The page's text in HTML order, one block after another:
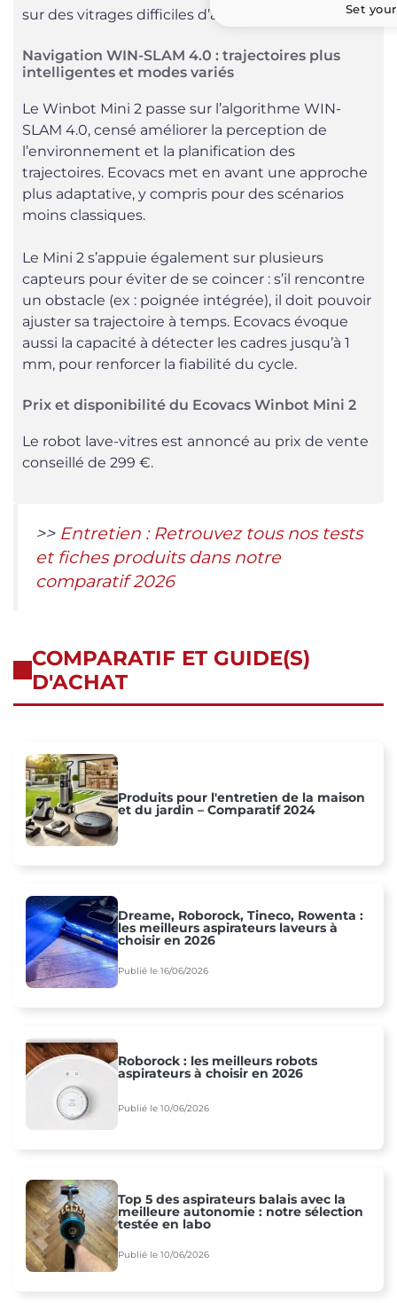
sur des vitrages difficiles d’accès.
Navigation WIN-SLAM 4.0 : trajectoires plus
intelligentes et modes variés
Le Winbot Mini 2 passe sur l’algorithme WIN-
SLAM 4.0, censé améliorer la perception de
l’environnement et la planification des
trajectoires. Ecovacs met en avant une approche
plus adaptative, y compris pour des scénarios
moins classiques.
Le Mini 2 s’appuie également sur plusieurs
capteurs pour éviter de se coincer : s’il rencontre
un obstacle (ex : poignée intégrée), il doit pouvoir
ajuster sa trajectoire à temps. Ecovacs évoque
aussi la capacité à détecter les cadres jusqu’à 1
mm, pour renforcer la fiabilité du cycle.
Prix et disponibilité du Ecovacs Winbot Mini 2
Le robot lave-vitres est annoncé au prix de vente
conseillé de 299 €.
>> Entretien : Retrouvez tous nos tests
et fiches produits dans notre
comparatif 2026
COMPARATIF ET GUIDE(S)
D'ACHAT
Produits pour l'entretien de la maison
et du jardin – Comparatif 2024
Dreame, Roborock, Tineco, Rowenta :
les meilleurs aspirateurs laveurs à
choisir en 2026
Publié le 16/06/2026
Roborock : les meilleurs robots
aspirateurs à choisir en 2026
Publié le 10/06/2026
Top 5 des aspirateurs balais avec la
meilleure autonomie : notre sélection
testée en labo
Publié le 10/06/2026
Set